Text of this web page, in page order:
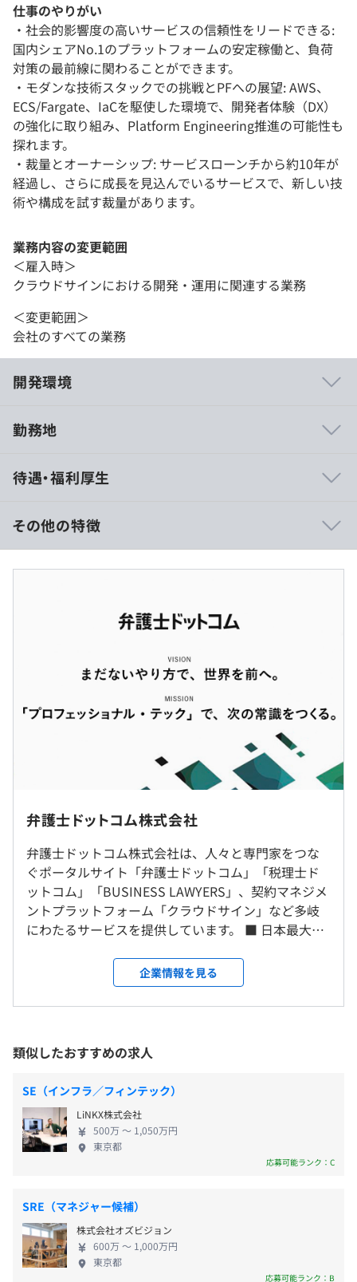
仕事のやりがい
・社会的影響度の高いサービスの信頼性をリードできる:
国内シェアNo.1のプラットフォームの安定稼働と、負荷
対策の最前線に関わることができます。
・モダンな技術スタックでの挑戦とPFへの展望: AWS、
ECS/Fargate、IaCを駆使した環境で、開発者体験（DX）
の強化に取り組み、Platform Engineering推進の可能性も
探れます。
・裁量とオーナーシップ: サービスローンチから約10年が
経過し、さらに成長を見込んでいるサービスで、新しい技
術や構成を試す裁量があります。
業務内容の変更範囲
＜雇入時＞
クラウドサインにおける開発・運用に関連する業務
＜変更範囲＞
会社のすべての業務
開発環境
チームでの開発を重視しており、互いに協力しあっていま
ュニケーションをとっているだけでも日々学べることがた
くさんあり、より成長したいというモチベーションにも繋
がっています。
少数精鋭でサイト全体のリニューアル、新サービス・新機
◆エンジニアの生産性向上への取組み
・エンジニアにはMacBook Pro (キーボードはJIS or US
・月1回の社内勉強会
・Tech Focus Day（弁護士ドットコム事業本部）
・20%ルール（クラウドサイン事業本部）
・弁護士ドットコムhttps://www.bengo4.com/
日本最大級の法律相談ポータルサイト。登録弁護士があな
たの法律相談に回答します。「無料」で弁護士から回答が
得られる公開型Q&Aサービス「みんなの法律相談」に
は、皆様の関心を満たす多くの生きた法律ノウハウが蓄積
されています。
・税理士ドットコムhttps://www.zeiri4.com/
日本最大級の税理士検索マッチングサイト。税理士をお探
検索サービスなど、税理士探しに役立つサービスを提供し
・BUSINESS LAWYERS
実務に役立つ企業法務ポータルサイト「BUSINESS
LAWYERS」は最新法改正や企業法務で誰もが悩む論点を
専門家が解説した特集記事・実務Q&Aなど「実務に役立
2016年4月にオープンしました。
・クラウドサインhttps://www.cloudsign.jp/
無料で利用可能な日本初の Web 完結型クラウド契約サー
勤務地
就業場所の変更範囲
東京本社、および自宅
＜変更範囲＞
本社、すべての支社（テレワークを行う場所を含む）
受動喫煙防止措置に関する事項
屋内原則禁煙（ビル内に喫煙室あり）【事業所・宿泊施
待遇・福利厚生
年収： 7,000,008円 〜 12,000,204円
月額：583,334（151,800）円〜1,000,017（260,200）円
から（ ）内の裁量労働手当（※②）を除いた額
・時間外労働が月45時間を超えた場合は残業手当を別途
※①確定拠出年金の拠出金等、社員の資産形成を目的に支
※②基本給を算定基礎とした月45時間分の残業相当額
専門業務型裁量労働制（1日のみなし労働時間10時間）
休憩時間：60分
平均残業時間：平均15~20時間/月
暇／介護休暇 短時間勤務（育児・介護）
・交通費一部支給 (上限5万円)
年2回（評価期間：4月から9月、10月から翌年3月）
その他の特徴
弁護士ドットコム株式会社
弁護士ドットコム株式会社は、人々と専門家をつな
ぐポータルサイト「弁護士ドットコム」「税理士ド
ットコム」「BUSINESS LAWYERS」、契約マネジメ
ントプラットフォーム「クラウドサイン」など多岐
にわたるサービスを提供しています。 ■ 日本最大級
じられる社会を創りたい。弁護士ドットコムは、
「専門家をもっと身近に」を理念に設立されたベン
サイト「弁護士ドットコム」を運営。ユーザーは、
法律トラブルに関する無料相談から弁護士検索まで
行うことが可能です。今や、「無料法律相談・弁護士
検索ポータルサイト」として多くの方に知られるよ
うになり、登録中の弁護士は国内弁護士の6割超。サ
イトへの月間訪問者数は約1,100万人と、あらゆる面
で日本最大級であり、トップクラスの地位を確立し
たち。 「クラウドサイン」は「紙と印鑑」を「クラ
ウド」に置き換え、契約作業をパソコンだけで完結
できる契約マネジメントプラットフォームです。 全
てがクラウド上で完結するため契約締結のスピード
化を実現、郵送代・紙代・印紙代が不要なためコス
企業情報を見る
類似したおすすめの求人
SE（インフラ／フィンテック）
LiNKX株式会社
500万 〜 1,050万円
東京都
応募可能ランク：C
SRE（マネジャー候補）
株式会社オズビジョン
600万 〜 1,000万円
東京都
応募可能ランク：B